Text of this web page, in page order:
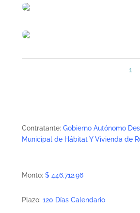
1
Contratante: Gobierno Autónomo
Municipal de Hábitat Y Vivienda de
Monto: $ 446.712,96
Plazo: 120 Días Calendario